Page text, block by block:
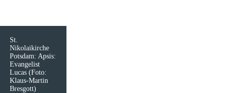
St.
Nikolaikirche
Potsdam: Apsis:
Evangelist
Lucas (Foto:
Klaus-Martin
Bresgott)